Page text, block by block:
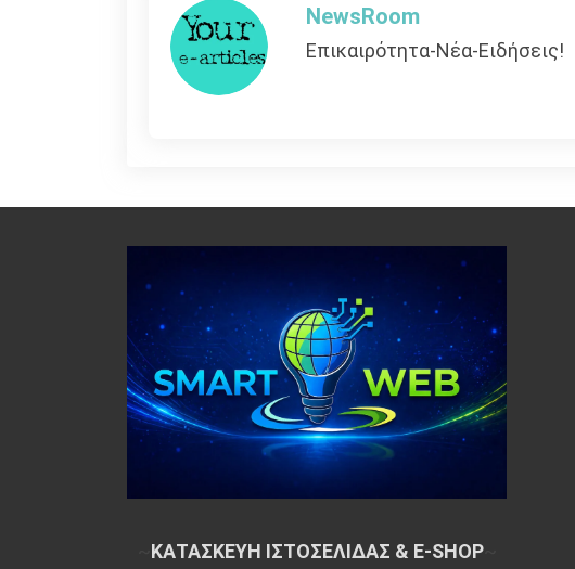
NewsRoom
Επικαιρότητα-Νέα-Ειδήσεις!
ΚΑΤΑΣΚΕΥΗ ΙΣΤΟΣΕΛΙΔΑΣ & E-SHOP~